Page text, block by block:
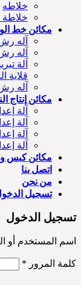
خلاطه
خلاطة
مكائن خط
آله
آله
آلة
قلاية
آله
مكائن إنتاج
آلة
آلة
آلة
آلة
مكائن كبس و
اتصل بنا
من نحن
تسجيل
تسجيل الدخول
اسم المستخدم أو
كلمة المرور *